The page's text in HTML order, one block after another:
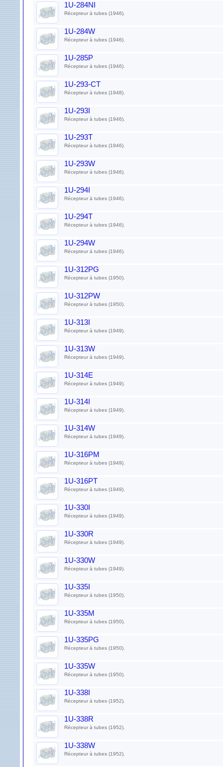
1U-284NI
Récepteur à tubes (1946).
1U-284W
Récepteur à tubes (1946).
1U-285P
Récepteur à tubes (1946).
1U-293-CT
Récepteur à tubes (1948).
1U-293I
Récepteur à tubes (1946).
1U-293T
Récepteur à tubes (1946).
1U-293W
Récepteur à tubes (1946).
1U-294I
Récepteur à tubes (1946).
1U-294T
Récepteur à tubes (1946).
1U-294W
Récepteur à tubes (1946).
1U-312PG
Récepteur à tubes (1950).
1U-312PW
Récepteur à tubes (1950).
1U-313I
Récepteur à tubes (1949).
1U-313W
Récepteur à tubes (1949).
1U-314E
Récepteur à tubes (1949).
1U-314I
Récepteur à tubes (1949).
1U-314W
Récepteur à tubes (1949).
1U-316PM
Récepteur à tubes (1949).
1U-316PT
Récepteur à tubes (1949).
1U-330I
Récepteur à tubes (1949).
1U-330R
Récepteur à tubes (1949).
1U-330W
Récepteur à tubes (1949).
1U-335I
Récepteur à tubes (1950).
1U-335M
Récepteur à tubes (1950).
1U-335PG
Récepteur à tubes (1950).
1U-335W
Récepteur à tubes (1950).
1U-338I
Récepteur à tubes (1952).
1U-338R
Récepteur à tubes (1952).
1U-338W
Récepteur à tubes (1952).